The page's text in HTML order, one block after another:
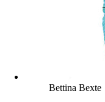
Bettina Bexte